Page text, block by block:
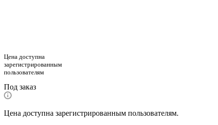
Цена доступна
зарегистрированным
пользователям
Под заказ
Цена доступна зарегистрированным пользователям.